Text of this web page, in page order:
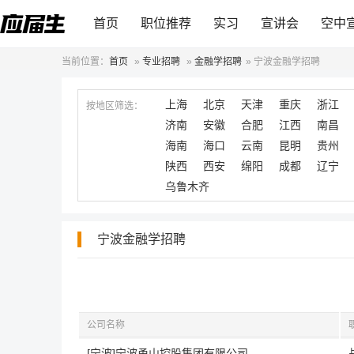
首页 职位推荐 实习 宣讲会 空中
当前位置： 首页 » 专业招聘 » 金融学招聘 » 宁波金融学招聘
按地区筛选： 上海 北京 天津 重庆
浙江
济南
安徽 合肥 江西
南昌
海南
海口 云南 昆明
贵州
陕西
西安 绵阳 成都
辽宁
乌鲁木齐
宁波金融学招聘
公司名称